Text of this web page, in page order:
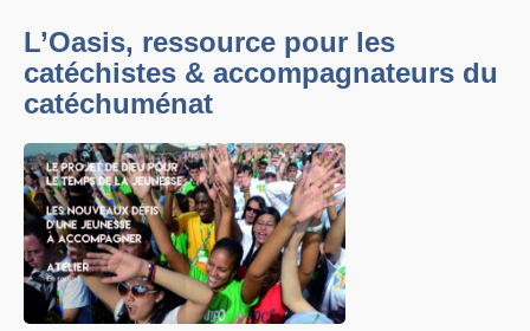
L’Oasis, ressource pour les
catéchistes & accompagnateurs du
catéchuménat